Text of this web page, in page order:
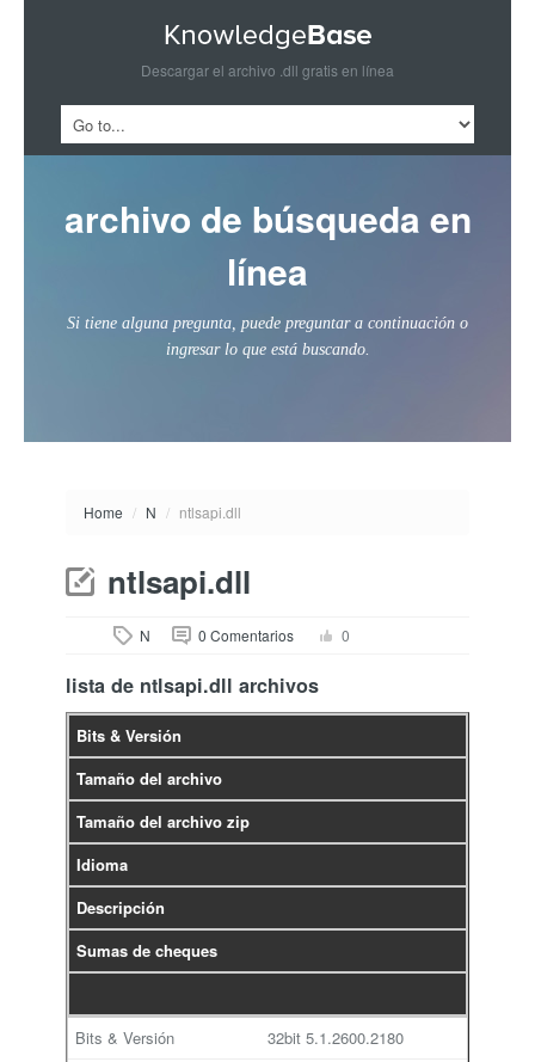
Descargar el archivo .dll gratis en línea
archivo de búsqueda en
línea
Si tiene alguna pregunta, puede preguntar a continuación o
ingresar lo que está buscando.
Home / N / ntlsapi.dll
ntlsapi.dll
N 0 Comentarios 0
lista de ntlsapi.dll archivos
Bits & Versión
Tamaño del archivo
Tamaño del archivo zip
Idioma
Descripción
Sumas de cheques
32bit 5.1.2600.2180